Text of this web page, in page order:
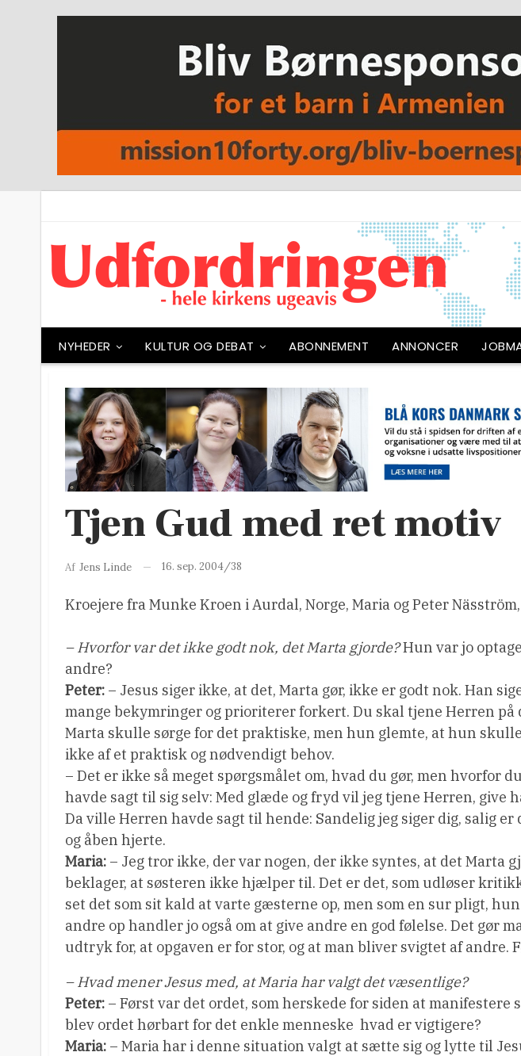
NYHEDER KULTUR OG DEBAT ABONNEMENT ANNONCER
Tjen Gud med ret motiv
Af Jens Linde 16. sep. 2004/38
Kroejere fra Munke Kroen i Aurdal, Norge, Maria og Peter
– Hvorfor var det ikke godt nok, det Marta gjorde?Hun var jo
andre?
Peter: – Jesus siger ikke, at det, Marta gør, ikke er godt nok. Han
mange bekymringer og prioriterer forkert. Du skal tjene Herren på
Marta skulle sørge for det praktiske, men hun glemte, at hun
ikke af et praktisk og nødvendigt behov.
– Det er ikke så meget spørgsmålet om, hvad du gør, men hvorfor
havde sagt til sig selv: Med glæde og fryd vil jeg tjene Herren, give
Da ville Herren havde sagt til hende: Sandelig jeg siger dig, salig
og åben hjerte.
Maria: – Jeg tror ikke, der var nogen, der ikke syntes, at det Marta
beklager, at søsteren ikke hjælper til. Det er det, som udløser
set det som sit kald at varte gæsterne op, men som en sur pligt,
andre op handler jo også om at give andre en god følelse. Det gør
udtryk for, at opgaven er for stor, og at man bliver svigtet af andre.
– Hvad mener Jesus med, at Maria har valgt det væsentlige?
Peter: – Først var det ordet, som herskede for siden at manifestere
blev ordet hørbart for det enkle menneske  hvad er vigtigere?
Maria: – Maria har i denne situation valgt at sætte sig og lytte til